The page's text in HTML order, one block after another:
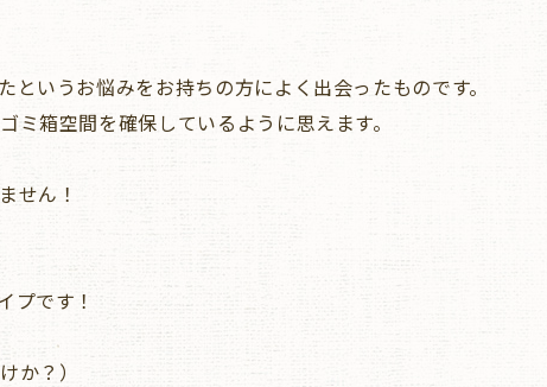
いうお悩みをお持ちの方によく出会ったものです。
箱空間を確保しているように思えます。
せん！
プです！
か？）